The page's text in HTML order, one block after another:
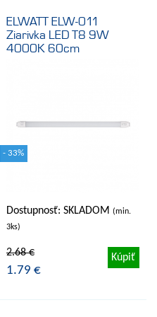
ELWATT ELW-011
Ziarivka LED T8 9W
4000K 60cm
- 33%
Dostupnosť: SKLADOM (min.
3ks)
2.68 €
1.79 €
Kúpiť